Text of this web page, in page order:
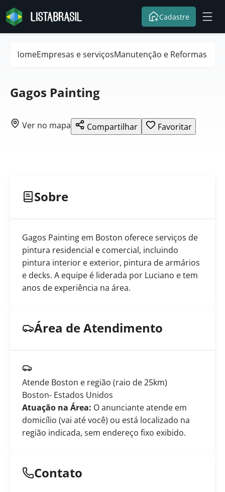
Cadastre
HomeEmpresas e serviçosManutenção e Reformas
Gagos Painting
Ver no mapa Compartilhar Favoritar
Sobre
Gagos Painting em Boston oferece serviços de
pintura residencial e comercial, incluindo
pintura interior e exterior, pintura de armários
e decks. A equipe é liderada por Luciano e tem
anos de experiência na área.
Área de Atendimento
Atende Boston e região (raio de 25km)
Boston- Estados Unidos
Atuação na Área: O anunciante atende em
domicílio (vai até você) ou está localizado na
região indicada, sem endereço fixo exibido.
Contato